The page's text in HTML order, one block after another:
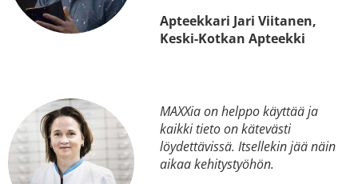
Apteekkari Jari Viitanen,
Keski-Kotkan Apteekki
MAXXia on helppo käyttää ja
kaikki tieto on kätevästi
löydettävissä. Itsellekin jää näin
aikaa kehitystyöhön.